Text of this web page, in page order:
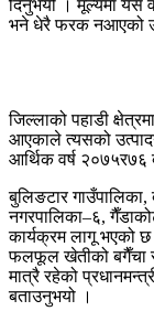
दिनुभयो । मूल्यमा यस
भने धेरै फरक नआएको
जिल्लाको पहाडी
आएकाले त्यसको
आर्थिक वर्ष २०७५र७६
बुलिङटार
नगरपालिका–६,
कार्यक्रम लागू भएको
फलफूल खेतीको बगैँचा
मात्रै रहेको
बताउनुभयो ।